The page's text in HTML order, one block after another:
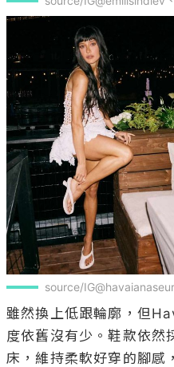
source/
雖然換上低跟輪廓，但
度依舊沒有少。鞋款依然
床，維持柔軟好穿的腳感